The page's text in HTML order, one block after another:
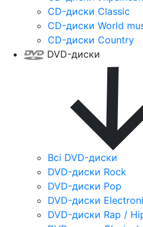
CD-диски Classic
CD-диски World
CD-диски Country
DVD-диски
Всі DVD-диски
DVD-диски Rock
DVD-диски Pop
DVD-диски
DVD-диски Rap /